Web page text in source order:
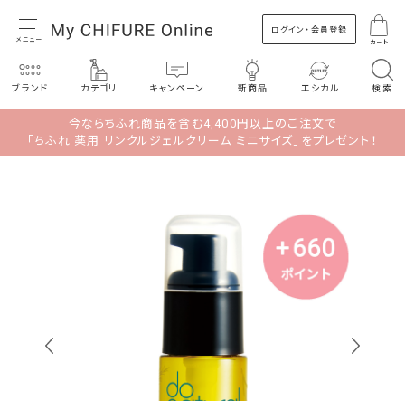
ログイン・会員登録
カート
ブランド カテゴリ キャンペーン 新商品 エシカル 検索
今ならちふれ商品を含む4,400円以上のご注文で
「ちふれ 薬用 リンクルジェルクリーム ミニサイズ」をプレゼント！